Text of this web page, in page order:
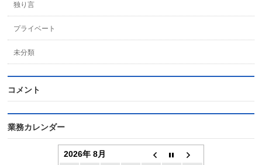
独り言
プライベート
未分類
コメント
業務カレンダー
2026年 8月